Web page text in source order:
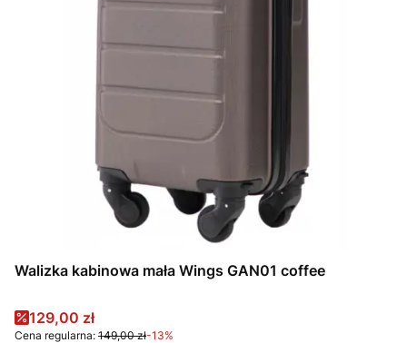
Walizka kabinowa mała Wings GAN01 coffee
Cena promocyjna
129,00 zł
Cena regularna: 149,00 zł-13%